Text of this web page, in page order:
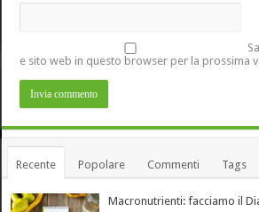
e sito web in questo browser per la prossima
Recente Popolare Commenti Tags
Macronutrienti: facciamo il